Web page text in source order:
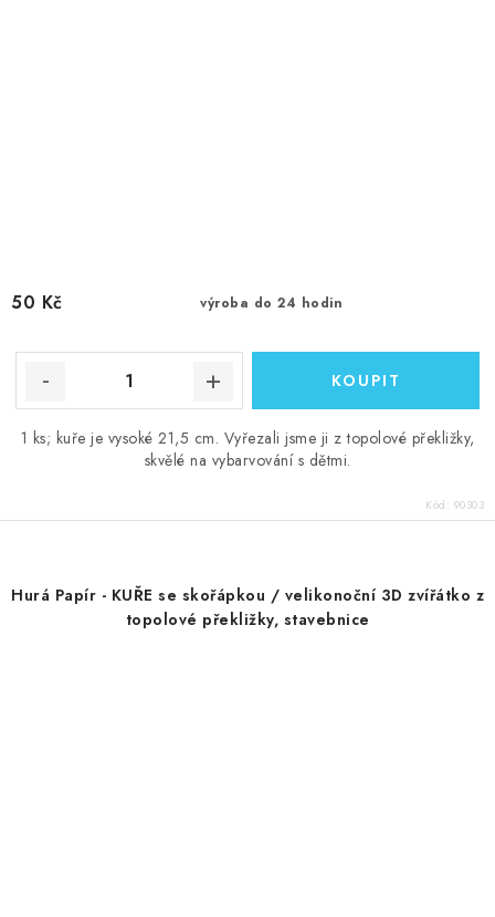
výroba do 24 hodin
50 Kč
1 ks; kuře je vysoké 21,5 cm. Vyřezali jsme ji z topolové překližky,
skvělé na vybarvování s dětmi.
Kód: 90303
Hurá Papír - KUŘE se skořápkou / velikonoční 3D zvířátko z
topolové překližky, stavebnice